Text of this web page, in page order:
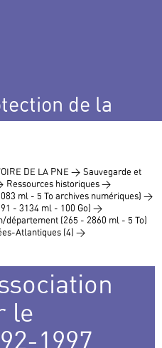
de la
DE LA PNE > Sauvegarde et
Ressources historiques >
ml - 5 To archives numériques) >
- 3134 ml - 100 Go) >
département (265 - 2860 ml - 5 To)
Atlantiques (4) >
le
1997